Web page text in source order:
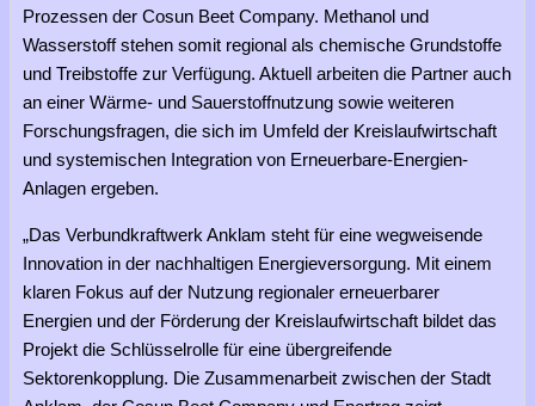
Prozessen der Cosun Beet Company. Methanol und
Wasserstoff stehen somit regional als chemische Grundstoffe
und Treibstoffe zur Verfügung. Aktuell arbeiten die Partner auch
an einer Wärme- und Sauerstoffnutzung sowie weiteren
Forschungsfragen, die sich im Umfeld der Kreislaufwirtschaft
und systemischen Integration von Erneuerbare-Energien-
Anlagen ergeben.
„Das Verbundkraftwerk Anklam steht für eine wegweisende
Innovation in der nachhaltigen Energieversorgung. Mit einem
klaren Fokus auf der Nutzung regionaler erneuerbarer
Energien und der Förderung der Kreislaufwirtschaft bildet das
Projekt die Schlüsselrolle für eine übergreifende
Sektorenkopplung. Die Zusammenarbeit zwischen der Stadt